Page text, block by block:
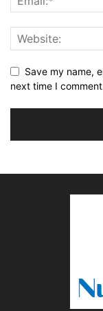
Save my name,
next time I